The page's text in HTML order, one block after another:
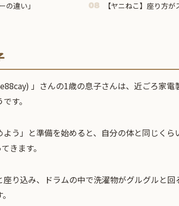
の違い」 08 【ヤニねこ】座り方
」さんの1歳の息子さんは、近ごろ家電
す。
う」と準備を始めると、自分の体と同じく
きます。
り込み、ドラムの中で洗濯物がグルグルと